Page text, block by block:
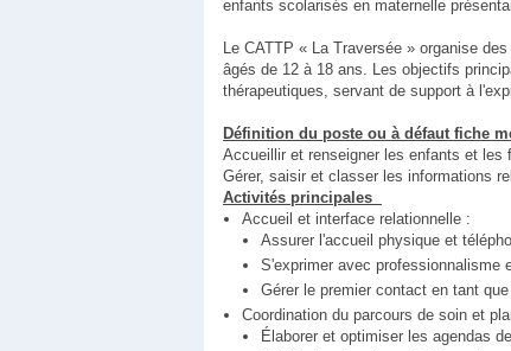
enfants scolarisés en maternelle
Le CATTP « La Traversée » organise
âgés de 12 à 18 ans. Les objectifs
thérapeutiques, servant de support à
Définition du poste ou à défaut fiche
Accueillir et renseigner les enfants et
Gérer, saisir et classer les informations
Activités principales
Accueil et interface relationnelle :
Assurer l'accueil physique et
S'exprimer avec professionnalisme
Gérer le premier contact en tant
Coordination du parcours de soin et
Élaborer et optimiser les agendas